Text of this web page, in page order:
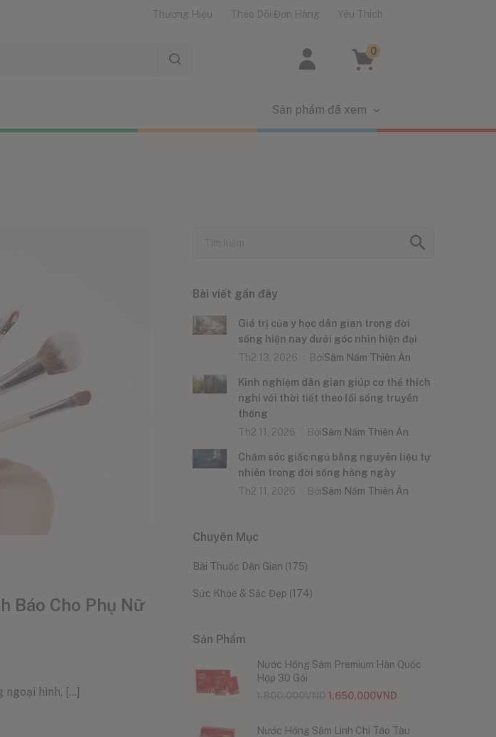
Thương Hiệu Theo Dõi Đơn Hàng Yêu Thích
0
Sản phẩm đã xem
Báo Cho Phụ Nữ
hình, [...]
Bài viết gần đây
Giá trị của y học dân gian trong đời
sống hiện nay dưới góc nhìn hiện đại
Th2 13, 2026
BởiSâm Nấm Thiên Ân
Kinh nghiệm dân gian giúp cơ thể thích
nghi với thời tiết theo lối sống truyền
thống
Th2 11, 2026
BởiSâm Nấm Thiên Ân
Chăm sóc giấc ngủ bằng nguyên liệu tự
nhiên trong đời sống hằng ngày
Th2 11, 2026
BởiSâm Nấm Thiên Ân
Chuyên Mục
Bài Thuốc Dân Gian (175)
Sức Khỏe & Sắc Đẹp (174)
Sản Phẩm
Nước Hồng Sâm Premium Hàn Quốc
Hộp 30 Gói
1.650.000VND
Nước Hồng Sâm Linh Chi Táo Tàu